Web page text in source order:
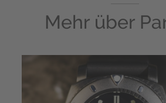
Mehr über